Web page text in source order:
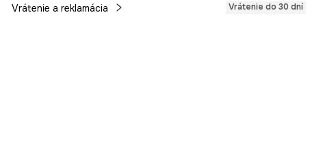
Vrátenie a reklamácia Vrátenie do 30 dní